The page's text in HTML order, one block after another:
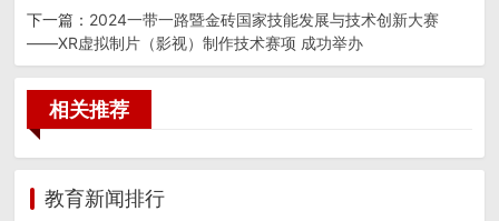
下一篇： 2024一带一路暨金砖国家技能发展与技术创新大赛
——XR虚拟制片（影视）制作技术赛项 成功举办
相关推荐
教育新闻排行